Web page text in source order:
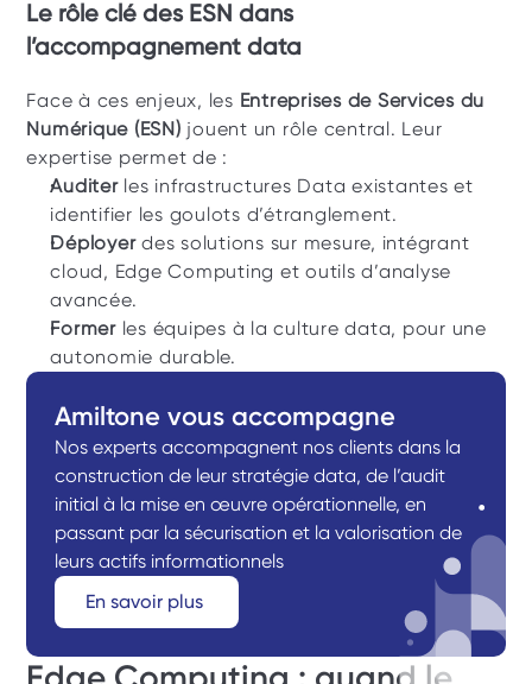
Le rôle clé des ESN dans
l’accompagnement data
Face à ces enjeux, les Entreprises de Services du
Numérique (ESN) jouent un rôle central. Leur
expertise permet de :
Auditer les infrastructures Data existantes et
identifier les goulots d’étranglement.
Déployer des solutions sur mesure, intégrant
cloud, Edge Computing et outils d’analyse
avancée.
Former les équipes à la culture data, pour une
autonomie durable.
Amiltone vous accompagne
Nos experts accompagnent nos clients dans la
construction de leur stratégie data, de l’audit
initial à la mise en œuvre opérationnelle, en
passant par la sécurisation et la valorisation de
leurs actifs informationnels
En savoir plus